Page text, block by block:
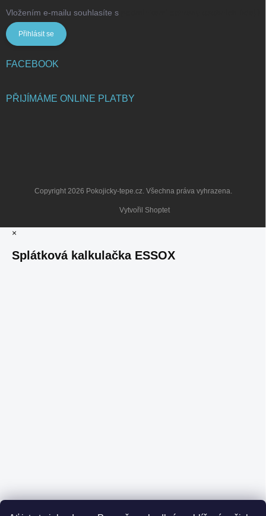
Vložením e-mailu souhlasíte s
Přihlásit se
FACEBOOK
PŘIJÍMÁME ONLINE PLATBY
Vytvořil Shoptet
Copyright 2026 Pokojicky-tepe.cz. Všechna práva vyhrazena.
×
Splátková kalkulačka ESSOX